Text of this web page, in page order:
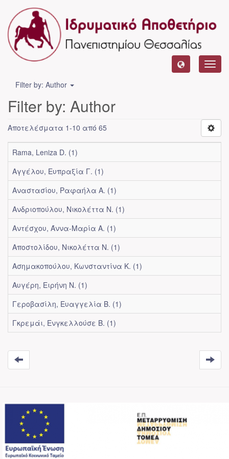
Filter by: Author
Filter by: Author
Αποτελέσματα 1-10 από 65
Rama, Leniza D. (1)
Αγγέλου, Ευπραξία Γ. (1)
Αναστασίου, Ραφαήλα Α. (1)
Ανδριοπούλου, Νικολέττα Ν. (1)
Αντέσχου, Άννα-Μαρία Α. (1)
Αποστολίδου, Νικολέττα Ν. (1)
Ασημακοπούλου, Κωνσταντίνα Κ. (1)
Αυγέρη, Ειρήνη Ν. (1)
Γεροβασίλη, Ευαγγελία Β. (1)
Γκρεμάι, Ενγκελλούσε Β. (1)